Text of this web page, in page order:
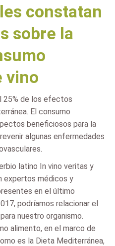
constatan
sobre la
vino
25% de los efectos
El consumo
beneficiosos para la
algunas enfermedades
latino In vino veritas y
expertos médicos y
en el último
podríamos relacionar el
nuestro organismo.
alimento, en el marco de
es la Dieta Mediterránea,